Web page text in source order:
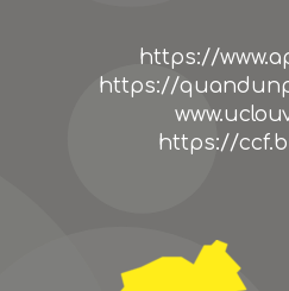
https://
https://
https://